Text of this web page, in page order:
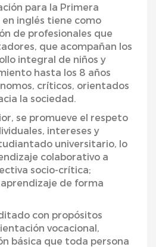
para la Primera
en inglés tiene como
de profesionales que
que acompañan los
integral de niños y
hasta los 8 años
críticos, orientados
la sociedad.
se promueve el respeto
intereses y
universitario, lo
colaborativo a
socio-crítica;
de forma
con propósitos
vocacional,
básica que toda persona